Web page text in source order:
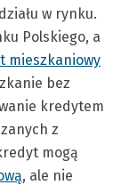
w rynku.
Polskiego, a
mieszkaniowy
bez
kredytem
z
mogą
, ale nie